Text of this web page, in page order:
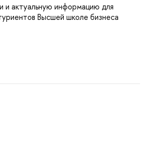
и актуальную информацию для
Высшей школе бизнеса